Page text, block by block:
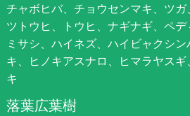
チャボヒバ、チョウセンマキ、ツガ
ツトウヒ、トウヒ、ナギナギ、ペ
ミサシ、ハイネズ、ハイビャクシ
キ、ヒノキアスナロ、ヒマラヤス
キ
落葉広葉樹